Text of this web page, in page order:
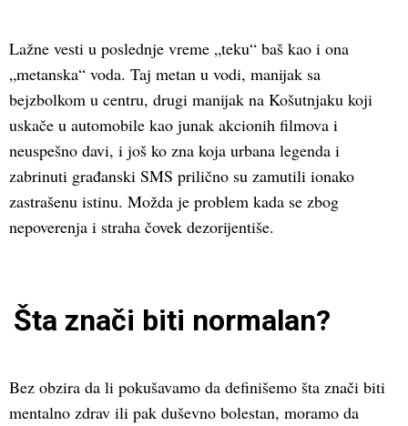
Lažne vesti u poslednje vreme „teku“ baš kao i ona
„metanska“ voda. Taj metan u vodi, manijak sa
bejzbolkom u centru, drugi manijak na Košutnjaku koji
uskače u automobile kao junak akcionih filmova i
neuspešno davi, i još ko zna koja urbana legenda i
zabrinuti građanski SMS prilično su zamutili ionako
zastrašenu istinu. Možda je problem kada se zbog
nepoverenja i straha čovek dezorijentiše.
Šta znači biti normalan?
Bez obzira da li pokušavamo da definišemo šta znači biti
mentalno zdrav ili pak duševno bolestan, moramo da